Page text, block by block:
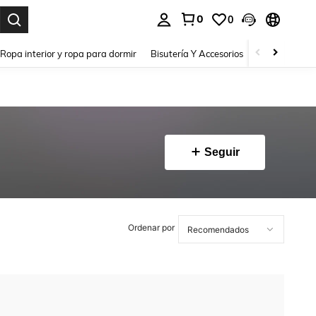
0 0
Ropa interior y ropa para dormir Bisutería Y Accesorios Zapatos
Seguir
Ordenar por